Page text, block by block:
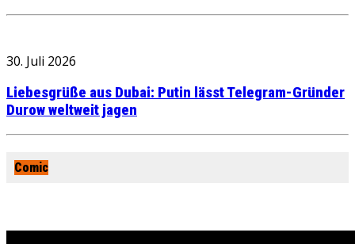
30. Juli 2026
Liebesgrüße aus Dubai: Putin lässt Telegram-Gründer
Durow weltweit jagen
Comic